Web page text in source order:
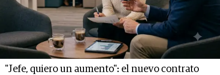
"Jefe, quiero un aumento": el nuevo contrato